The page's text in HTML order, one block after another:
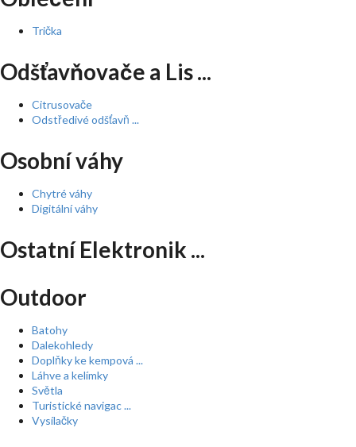
Trička
Odšťavňovače a Lis ...
Citrusovače
Odstředivé odšťavň ...
Osobní váhy
Chytré váhy
Digitální váhy
Ostatní Elektronik ...
Outdoor
Batohy
Dalekohledy
Doplňky ke kempová ...
Láhve a kelímky
Světla
Turistické navigac ...
Vysílačky